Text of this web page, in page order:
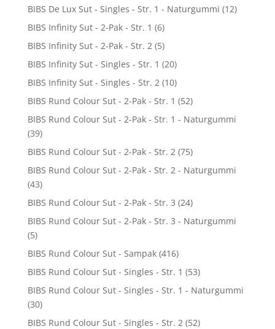
BIBS De Lux Sut - Singles - Str. 1 - Naturgummi (12)
BIBS Infinity Sut - 2-Pak - Str. 1 (6)
BIBS Infinity Sut - 2-Pak - Str. 2 (5)
BIBS Infinity Sut - Singles - Str. 1 (20)
BIBS Infinity Sut - Singles - Str. 2 (10)
BIBS Rund Colour Sut - 2-Pak - Str. 1 (52)
BIBS Rund Colour Sut - 2-Pak - Str. 1 - Naturgummi
(39)
BIBS Rund Colour Sut - 2-Pak - Str. 2 (75)
BIBS Rund Colour Sut - 2-Pak - Str. 2 - Naturgummi
(43)
BIBS Rund Colour Sut - 2-Pak - Str. 3 (24)
BIBS Rund Colour Sut - 2-Pak - Str. 3 - Naturgummi
(5)
BIBS Rund Colour Sut - Sampak (416)
BIBS Rund Colour Sut - Singles - Str. 1 (53)
BIBS Rund Colour Sut - Singles - Str. 1 - Naturgummi
(30)
BIBS Rund Colour Sut - Singles - Str. 2 (52)